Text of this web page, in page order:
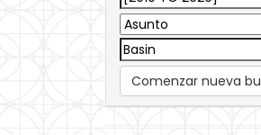
Comenzar nueva